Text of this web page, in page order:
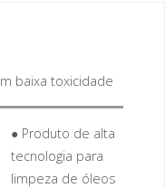
baixa toxicidade
● Produto de alta
tecnologia para
limpeza de óleos